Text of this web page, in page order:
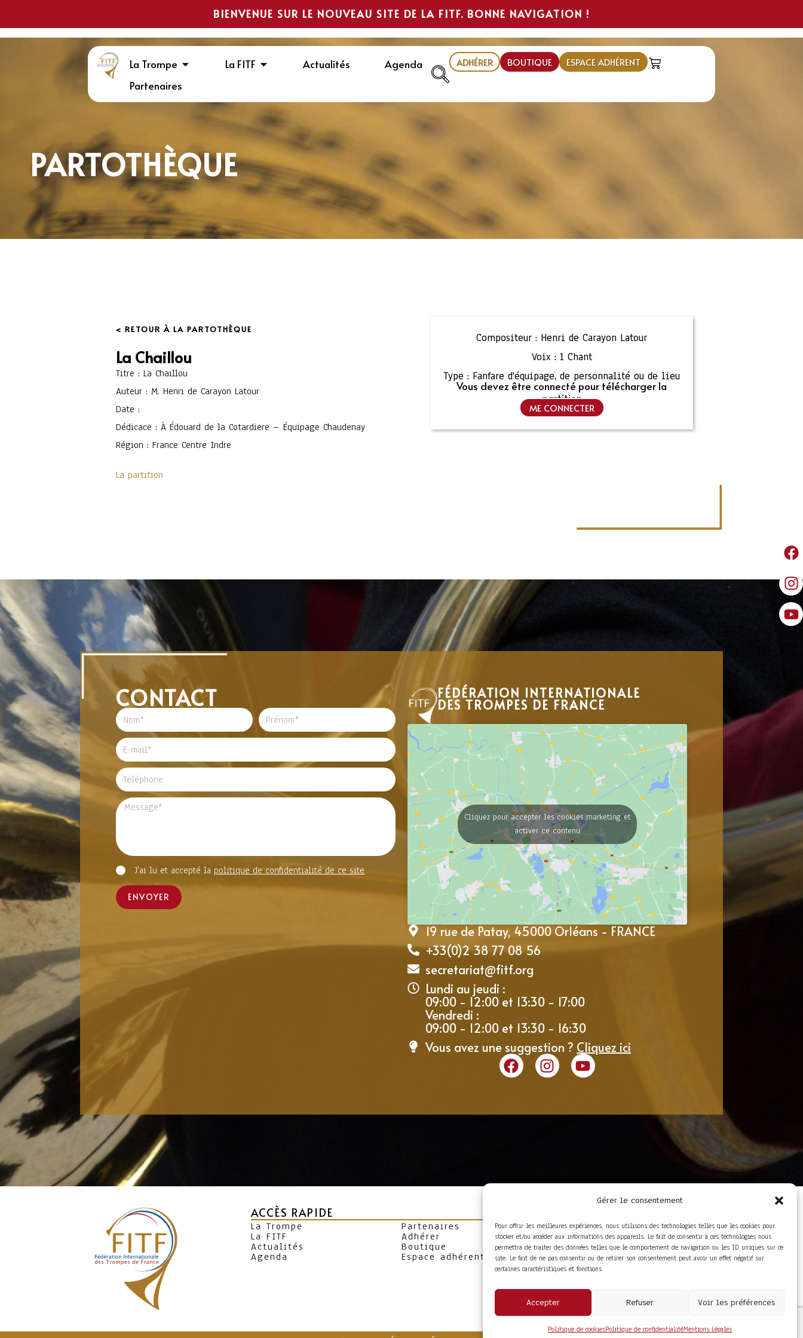
Gérer le consentement
Pour offrir les meilleures expériences, nous utilisons des technologies telles que les cookies pour
stocker et/ou accéder aux informations des appareils. Le fait de consentir à ces technologies nous
permettra de traiter des données telles que le comportement de navigation ou les ID uniques sur ce
site. Le fait de ne pas consentir ou de retirer son consentement peut avoir un effet négatif sur
certaines caractéristiques et fonctions.
Accepter Refuser Voir les préférences
Politique de cookiesPolitique de confidentialitéMentions Légales
BIENVENUE SUR LE NOUVEAU SITE DE LA FITF. BONNE NAVIGATION !
La Trompe La FITF Actualités
Agenda
Partenaires
ADHÉRER BOUTIQUE ESPACE ADHÉRENT
PARTOTHÈQUE
< RETOUR À LA PARTOTHÈQUE
La Chaillou
Titre : La Chaillou
Auteur : M. Henri de Carayon Latour
Date :
Dédicace : À Édouard de la Cotardiere – Équipage Chaudenay
Région : France Centre Indre
La partition
Compositeur : Henri de Carayon Latour
Voix : 1 Chant
Type : Fanfare d'équipage, de personnalité ou de lieu
Vous devez être connecté pour télécharger la
partition
ME CONNECTER
CONTACT
J'ai lu et accepté la politique de confidentialité de ce site
ENVOYER
FÉDÉRATION INTERNATIONALE
DES TROMPES DE FRANCE
Cliquez pour accepter les cookies marketing et
activer ce contenu
19 rue de Patay, 45000 Orléans - FRANCE
+33(0)2 38 77 08 56
secretariat@fitf.org
Lundi au jeudi :
09:00 - 12:00 et 13:30 - 17:00
Vendredi :
09:00 - 12:00 et 13:30 - 16:30
Vous avez une suggestion ? Cliquez ici
ACCÈS RAPIDE
La Trompe
La FITF
Actualités
Agenda
Partenaires
Adhérer
Boutique
Espace adhérent
Foire aux questions
Conditions Générales de
Vente
Mentions Légales
Politique de